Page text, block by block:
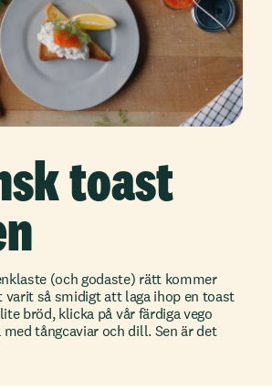
toast
(och godaste) rätt kommer
varit så smidigt att laga ihop en toast
bröd, klicka på vår färdiga vego
tångcaviar och dill. Sen är det